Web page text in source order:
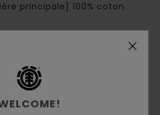
principale] 100% coton